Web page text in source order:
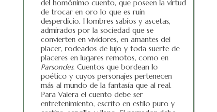
del homónimo cuento, que poseen la virtud
de trocar en oro lo que es ruin
desperdicio. Hombres sabios y ascetas,
admirados por la sociedad que se
convierten en vividores, en amantes del
placer, rodeados de lujo y toda suerte de
placeres en lugares remotos, como en
Parsondes. Cuentos que bordean lo
poético y cuyos personajes pertenecen
más al mundo de la fantasía que al real.
Para Valera el cuento debe ser
entretenimiento, escrito en estilo puro y